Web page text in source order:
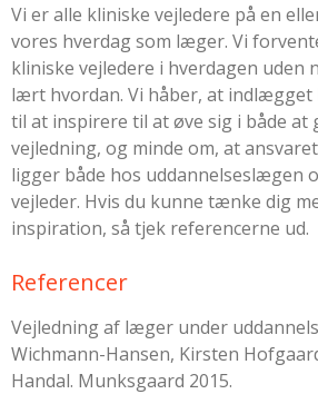
Vi er alle kliniske vejledere på en
vores hverdag som læger. Vi
kliniske vejledere i hverdagen uden
lært hvordan. Vi håber, at indlægget
til at inspirere til at øve sig i både at
vejledning, og minde om, at
ligger både hos uddannelseslægen
vejleder. Hvis du kunne tænke dig
inspiration, så tjek referencerne ud.
Referencer
Vejledning af læger under
Wichmann-Hansen, Kirsten
Handal. Munksgaard 2015.